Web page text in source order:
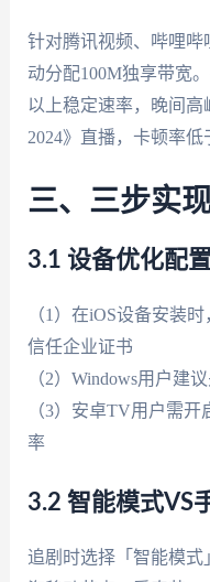
针对腾讯视频、哔哩哔
动分配100M独享带宽
以上稳定速率，晚间
2024》直播，卡顿率低
三、三步实
3.1 设备优化配
（1）在iOS设备安装
信任企业证书
（2）Windows用户建
（3）安卓TV用户需
率
3.2 智能模式VS
追剧时选择「智能模